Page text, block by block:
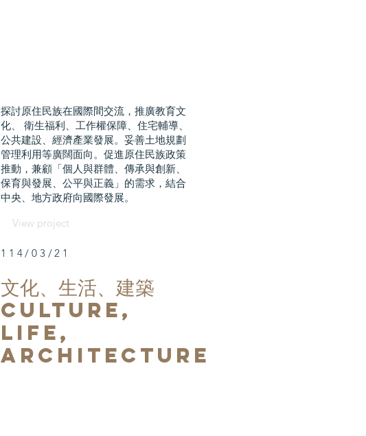
探討原住民族在國際間交流，推廣教育文
化、 衛生福利、工作權保障、住宅輔導、
公共建設、經濟產業發展。妥善土地規劃
管理利用等廣闊面向。促進原住民族政策
推動，兼顧「個人與群體、傳承與創新、
保育與發展、公平與正義」的需求，結合
中央、地方政府向國際發展。
View project
114/03/21
​文化、生活、建築
Culture,
life,
architecture